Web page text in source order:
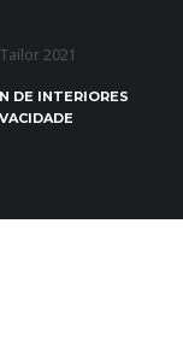
2021
DE INTERIORES